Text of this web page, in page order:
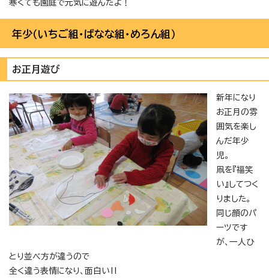
寒くても園庭で元気に遊んだよ！
年少（いちご組・ばなな組・めろん組）
お正月遊び
新年になり
お正月の雰
囲気を楽し
んだ年少
児。
凧を『福笑
い』してつく
りました。
同じ顔のパ
ーツです
が、一人ひ
とり並べ方が違うので
全く違う表情になり、面白い‼